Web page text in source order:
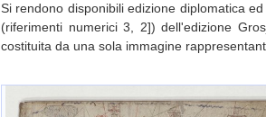
Si rendono disponibili edizione diplomatica
(riferimenti numerici 3, 2]) dell'edizione
costituita da una sola immagine